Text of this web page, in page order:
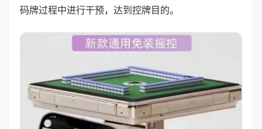
码牌过程中进行干预，达到控牌目的。